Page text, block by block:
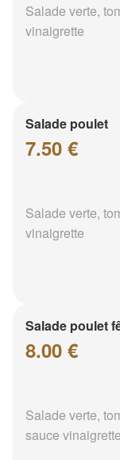
Salade verte,
vinaigrette
Salade poulet
7.50 €
Salade verte,
vinaigrette
Salade poulet
8.00 €
Salade verte,
sauce vinaigrette